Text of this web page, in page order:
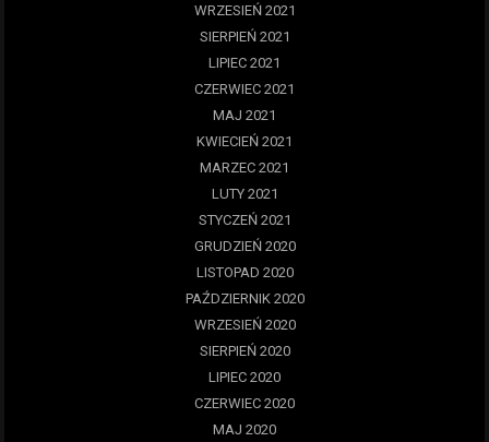
WRZESIEŃ 2021
SIERPIEŃ 2021
LIPIEC 2021
CZERWIEC 2021
MAJ 2021
KWIECIEŃ 2021
MARZEC 2021
LUTY 2021
STYCZEŃ 2021
GRUDZIEŃ 2020
LISTOPAD 2020
PAŹDZIERNIK 2020
WRZESIEŃ 2020
SIERPIEŃ 2020
LIPIEC 2020
CZERWIEC 2020
MAJ 2020